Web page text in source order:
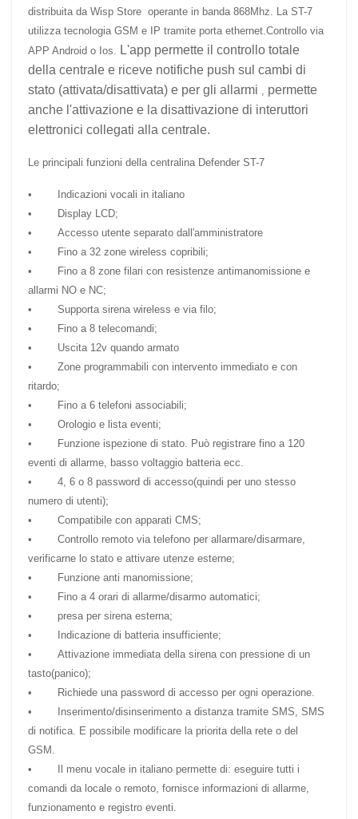
distribuita daWisp Store operante in banda868Mhz. La ST-7
utilizza tecnologia GSM e IP tramite porta ethernet.Controllo via
APP Android o Ios. L'app permette il controllo totale
della centrale e riceve notifiche push sul cambi di
stato (attivata/disattivata) e per gli allarmi , permette
anche l'attivazione e la disattivazione di interuttori
elettronici collegati alla centrale.
Le principali funzioni della centralina Defender ST-7
• Indicazioni vocali in italiano
• Display LCD;
• Accesso utente separato dall'amministratore
• Fino a 32 zone wireless copribili;
• Fino a 8 zone filari con resistenze antimanomissione e
allarmi NO e NC;
• Supporta sirena wireless e via filo;
• Fino a 8 telecomandi;
• Uscita 12v quando armato
• Zone programmabili con intervento immediato e con
ritardo;
• Fino a 6 telefoni associabili;
• Orologio e lista eventi;
• Funzione ispezione di stato. Può registrare fino a 120
eventi di allarme, basso voltaggio batteria ecc.
• 4, 6 o 8 password di accesso(quindi per uno stesso
numero di utenti);
• Compatibile con apparati CMS;
• Controllo remoto via telefono per allarmare/disarmare,
verificarne lo stato e attivare utenze esterne;
• Funzione anti manomissione;
• Fino a 4 orari di allarme/disarmo automatici;
• presa per sirena esterna;
• Indicazione di batteria insufficiente;
• Attivazione immediata della sirena con pressione di un
tasto(panico);
• Richiede una password di accesso per ogni operazione.
• Inserimento/disinserimento a distanza tramite SMS, SMS
di notifica. E possibile modificare la priorita della rete o del
GSM.
• Il menu vocale in italiano permette di: eseguire tutti i
comandi da locale o remoto, fornisce informazioni di allarme,
funzionamento e registro eventi.